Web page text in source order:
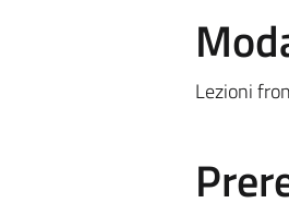
Lezioni